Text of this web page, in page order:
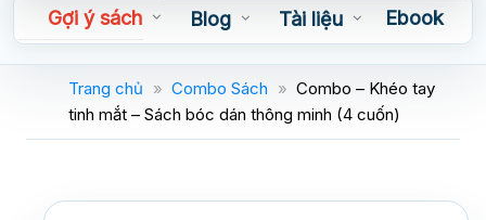
Gợi ý sách Blog Tài liệu
Ebook
Sách nói
Trang chủ » Combo Sách » Combo – Khéo tay
tinh mắt – Sách bóc dán thông minh (4 cuốn)